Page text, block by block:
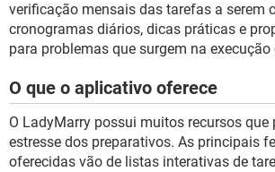
verificação mensais das tarefas a serem
cronogramas diários, dicas práticas e
para problemas que surgem na execução
O que o aplicativo oferece
O LadyMarry possui muitos recursos
estresse dos preparativos. As principais
oferecidas vão de listas interativas de